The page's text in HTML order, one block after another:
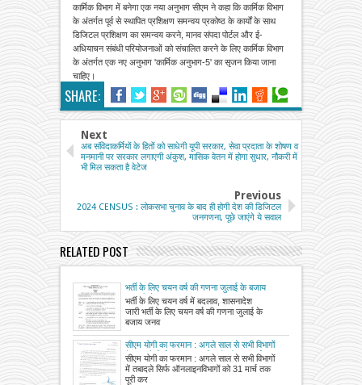
कार्मिक विभाग में बनेगा एक नया अनुभाग सीएम ने कहा कि कार्मिक विभाग
के अंतर्गत पूर्व से स्थापित प्रशिक्षण समन्वय प्रकोष्ठ के कार्यों के साथ
डिजिटल प्रशिक्षण का समन्वय करने, मानव संपदा पोर्टल और ई-
अधियाचन संबंधी परियोजनाओं को संचालित करने के लिए कार्मिक विभाग
के अंतर्गत एक नए अनुभाग 'कार्मिक अनुभाग-5' का सृजन किया जाना
चाहिए।
SHARE:
Next
अब संविदाकर्मियों के हितों को साधेगी यूपी सरकार, सेवा प्रदाता के शोषण व
मनमानी पर सरकार लगाएगी अंकुश, मासिक वेतन में होगा सुधार, नौकरी में
भी मिल सकता है वेटेज
Previous
2024 CENSUS : लोकसभा चुनाव के बाद ही होगी देश की डिजिटल
जनगणना, पूछे जाएंगे ये सवाल
RELATED POST
भर्ती के लिए चयन वर्ष की गणना जुलाई के बजाय
जनवरी से
भर्ती के लिए चयन वर्ष में बदलाव, शासनादेश
जारी भर्ती के लिए चयन वर्ष की गणना जुलाई के
बजाय जनव
सीएम योगी का फरमान : अगले साल से सभी विभागों
में तबादले सिर्फ ऑनलाइन, विभागों को 31 मार्च तक
पूरी कर लेनी होगी तैयारी, मानव संपदा पोर्टल पर
कर्मचारियों का ब्योरा अपडेट करने का आदेश
सीएम योगी का फरमान : अगले साल से सभी विभागों
में तबादले सिर्फ ऑनलाइनविभागों को 31 मार्च तक
पूरी कर